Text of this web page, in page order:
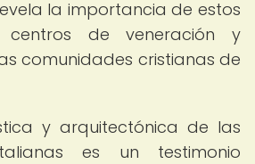
la importancia de estos
centros de veneración y
comunidades cristianas de
y arquitectónica de las
es un testimonio